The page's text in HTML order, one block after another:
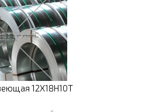
12Х18Н10Т